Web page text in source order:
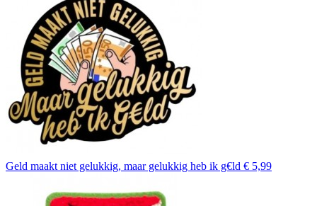
Geld maakt niet gelukkig, maar gelukkig heb ik g€ld € 5,99